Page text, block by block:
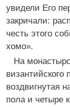
увидели Его
закричали:
честь этого
хомо».
На
воздвигнутая
пола и четыре